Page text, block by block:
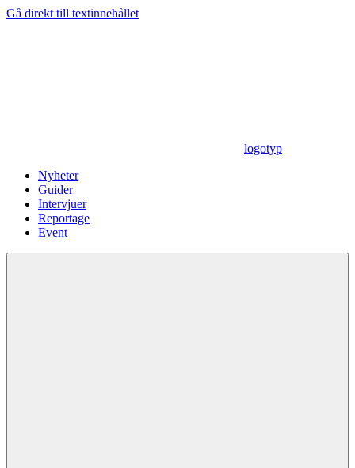
Gå direkt till textinnehållet
logotyp
Nyheter
Guider
Intervjuer
Reportage
Event